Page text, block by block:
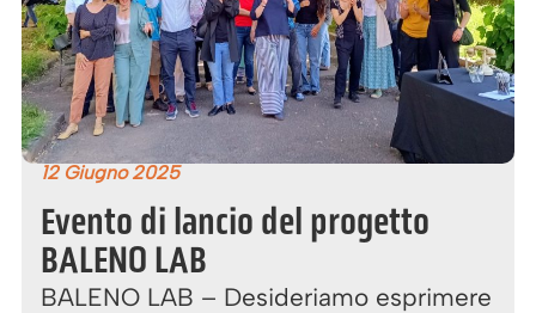
12 Giugno 2025
Evento di lancio del progetto
BALENO LAB
BALENO LAB – Desideriamo esprimere